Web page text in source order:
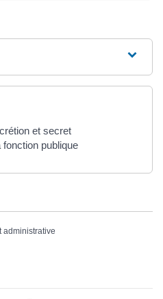
et secret
publique
administrative